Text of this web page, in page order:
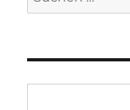
nach: